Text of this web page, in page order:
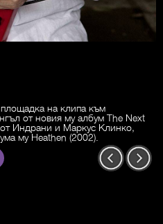
на клипа към
от новия му албум The Next
Индрани и Маркус Клинко,
му Heathen (2002).